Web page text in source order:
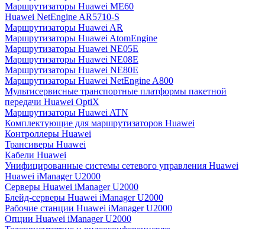
Маршрутизаторы Huawei ME60
Huawei NetEngine AR5710-S
Маршрутизаторы Huawei AR
Маршрутизаторы Huawei AtomEngine
Маршрутизаторы Huawei NE05E
Маршрутизаторы Huawei NE08E
Маршрутизаторы Huawei NE80E
Маршрутизаторы Huawei NetEngine A800
Мультисервисные транспортные платформы пакетной
передачи Huawei OptiX
Маршрутизаторы Huawei ATN
Комплектующие для маршрутизаторов Huawei
Контроллеры Huawei
Трансиверы Huawei
Кабели Huawei
Унифицированные системы сетевого управления Huawei
Huawei iManager U2000
Серверы Huawei iManager U2000
Блейд-серверы Huawei iManager U2000
Рабочие станции Huawei iManager U2000
Опции Huawei iManager U2000